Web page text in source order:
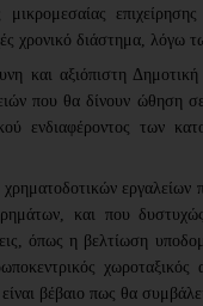
επιχείρησης
χρονικό διάστημα, λόγω
και αξιόπιστη
που θα δίνουν ώθηση
ενδιαφέροντος των
και που
όπως η βελτίωση
βέβαιο πως θα